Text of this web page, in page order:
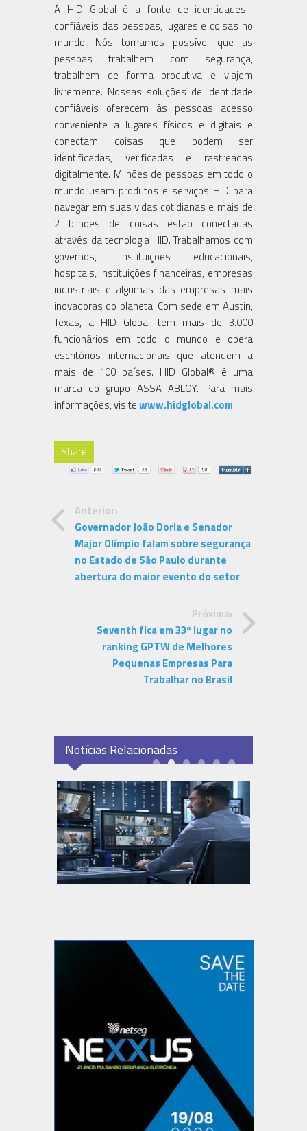
A HID Global é a fonte de identidades ​​
confiáveis das pessoas, lugares e coisas no
mundo. Nós tornamos possível que as
pessoas trabalhem com segurança,
trabalhem de forma produtiva e viajem
livremente. Nossas soluções de identidade
confiáveis ​​oferecem às pessoas acesso
conveniente a lugares físicos e digitais e
conectam coisas que podem ser
identificadas, verificadas e rastreadas
digitalmente. Milhões de pessoas em todo o
mundo usam produtos e serviços HID para
navegar em suas vidas cotidianas e mais de
2 bilhões de coisas estão conectadas
através da tecnologia HID. Trabalhamos com
governos, instituições educacionais,
hospitais, instituições financeiras, empresas
industriais e algumas das empresas mais
inovadoras do planeta. Com sede em Austin,
Texas, a HID Global tem mais de 3.000
funcionários em todo o mundo e opera
escritórios internacionais que atendem a
mais de 100 países. HID Global® é uma
marca do grupo ASSA ABLOY. Para mais
informações, visitewww.hidglobal.com.
Share
Anterior:
Governador João Doria e Senador
Major Olímpio falam sobre segurança
no Estado de São Paulo durante
abertura do maior evento do setor
Próxima:
Seventh fica em 33º lugar no
ranking GPTW de Melhores
Pequenas Empresas Para
Trabalhar no Brasil
Notícias Relacionadas